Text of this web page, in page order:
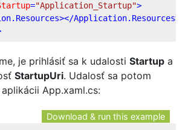
="Application_Startup">
></Application.Resources>
je prihlásiť sa k udalosti Startup a
StartupUri. Udalosť sa potom
App.xaml.cs:
Download & run this example